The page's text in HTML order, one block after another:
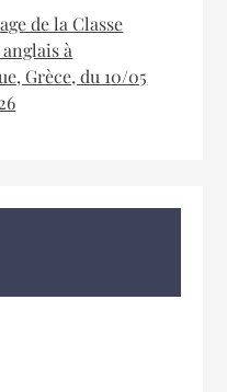
de la Classe
à
Grèce, du 10/05